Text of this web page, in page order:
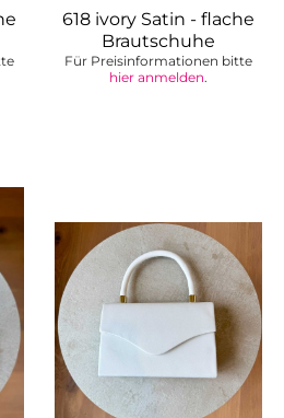
618 ivory Satin - flache
Brautschuhe
Für Preisinformationen bitte
hier anmelden.